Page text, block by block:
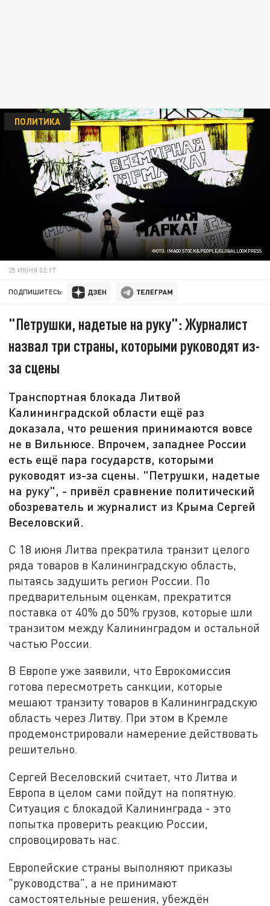
ФОТО: IMAGO STOCK&PEOPLE/GLOBALLOOKPRESS
ПОЛИТИКА
25 ИЮНЯ 02:17
ПОДПИШИТЕСЬ:
"Петрушки, надетые на руку": Журналист
назвал три страны, которыми руководят из-
за сцены
Транспортная блокада Литвой
Калининградской области ещё раз
доказала, что решения принимаются вовсе
не в Вильнюсе. Впрочем, западнее России
есть ещё пара государств, которыми
руководят из-за сцены. "Петрушки, надетые
на руку", - привёл сравнение политический
обозреватель и журналист из Крыма Сергей
Веселовский.
С 18 июня Литва прекратила транзит целого
ряда товаров в Калининградскую область,
пытаясь задушить регион России. По
предварительным оценкам, прекратится
поставка от 40% до 50% грузов, которые шли
транзитом между Калининградом и остальной
частью России.
В Европе уже заявили, что Еврокомиссия
готова пересмотреть санкции, которые
мешают транзиту товаров в Калининградскую
область через Литву. При этом в Кремле
продемонстрировали намерение действовать
решительно.
Сергей Веселовский считает, что Литва и
Европа в целом сами пойдут на попятную.
Ситуация с блокадой Калининграда - это
попытка проверить реакцию России,
спровоцировать нас.
Европейские страны выполняют приказы
"руководства", а не принимают
самостоятельные решения, убеждён